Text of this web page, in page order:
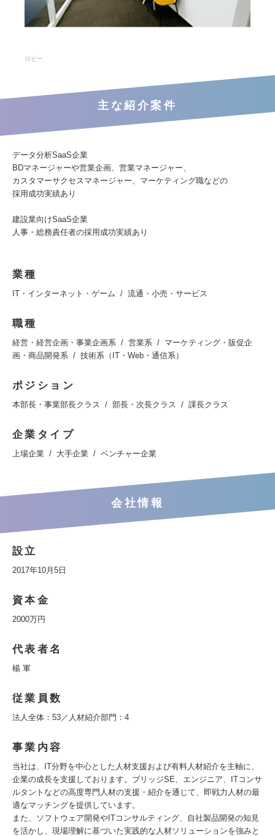
ロビー
主な紹介案件
データ分析SaaS企業
BDマネージャーや営業企画、営業マネージャー、
カスタマーサクセスマネージャー、マーケティング職などの
採用成功実績あり
建設業向けSaaS企業
人事・総務責任者の採用成功実績あり
業種
IT・インターネット・ゲーム 流通・小売・サービス
職種
経営・経営企画・事業企画系 営業系
マーケティング・販促企
画・商品開発系
技術系（IT・Web・通信系）
ポジション
本部長・事業部長クラス 部長・次長クラス 課長クラス
企業タイプ
上場企業 大手企業 ベンチャー企業
会社情報
設立
2017年10月5日
資本金
2000万円
代表者名
楊 軍
従業員数
法人全体：53／人材紹介部門：4
事業内容
当社は、IT分野を中心とした人材支援および有料人材紹介を主軸に、
企業の成長を支援しております。ブリッジSE、エンジニア、ITコンサ
ルタントなどの高度専門人材の支援・紹介を通じて、即戦力人材の最
適なマッチングを提供しています。
また、ソフトウェア開発やITコンサルティング、自社製品開発の知見
を活かし、現場理解に基づいた実践的な人材ソリューションを強みと